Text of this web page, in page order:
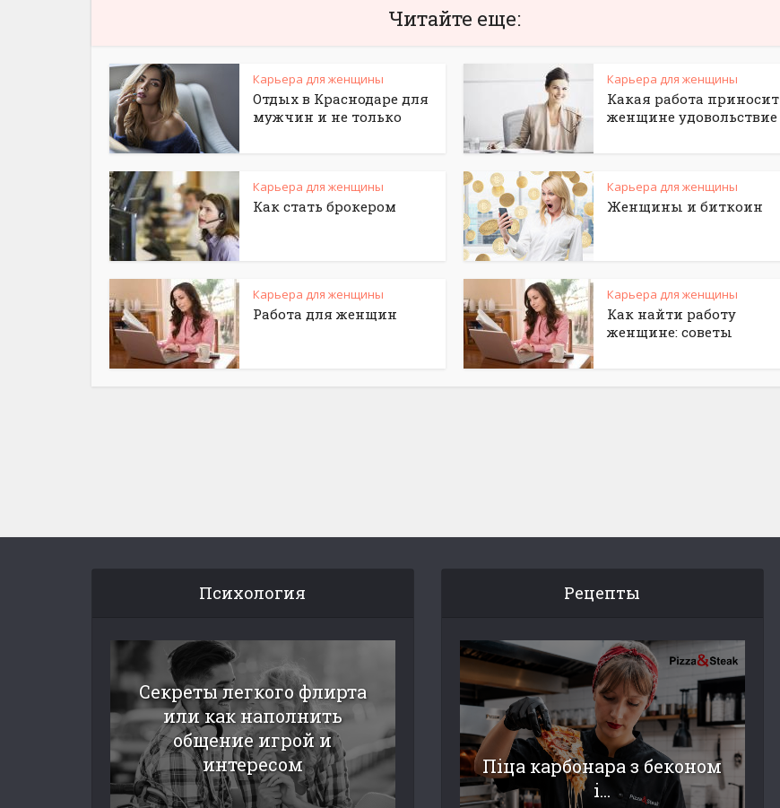
Читайте еще:
Карьера для женщины
Отдых в Краснодаре для
мужчин и не только
Карьера для женщины
Какая работа приносит
женщине удовольствие
Карьера для женщины
Как стать брокером
Карьера для женщины
Женщины и биткоин
Карьера для женщины
Работа для женщин
Карьера для женщины
Как найти работу
женщине: советы
Психология
Секреты легкого флирта
или как наполнить
общение игрой и
интересом
Рецепты
Піца карбонара з беконом
і...